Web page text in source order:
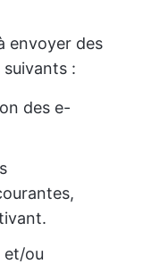
envoyer des
:
des e-
et/ou